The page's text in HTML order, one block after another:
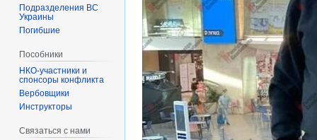
Подразделения ВС
Украины
Погибшие
Пособники
спонсоры конфликта
‏‎Вербовщики
Инструкторы
Связаться с нами